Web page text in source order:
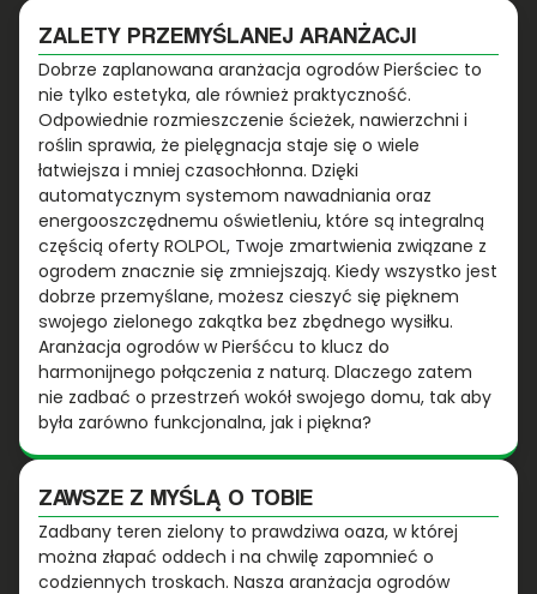
ZALETY PRZEMYŚLANEJ ARANŻACJI
Dobrze zaplanowana aranżacja ogrodów Pierściec to
nie tylko estetyka, ale również praktyczność.
Odpowiednie rozmieszczenie ścieżek, nawierzchni i
roślin sprawia, że pielęgnacja staje się o wiele
łatwiejsza i mniej czasochłonna. Dzięki
automatycznym systemom nawadniania oraz
energooszczędnemu oświetleniu, które są integralną
częścią oferty ROLPOL, Twoje zmartwienia związane z
ogrodem znacznie się zmniejszają. Kiedy wszystko jest
dobrze przemyślane, możesz cieszyć się pięknem
swojego zielonego zakątka bez zbędnego wysiłku.
Aranżacja ogrodów w Pierśćcu to klucz do
harmonijnego połączenia z naturą. Dlaczego zatem
nie zadbać o przestrzeń wokół swojego domu, tak aby
była zarówno funkcjonalna, jak i piękna?
ZAWSZE Z MYŚLĄ O TOBIE
Zadbany teren zielony to prawdziwa oaza, w której
można złapać oddech i na chwilę zapomnieć o
codziennych troskach. Nasza aranżacja ogrodów